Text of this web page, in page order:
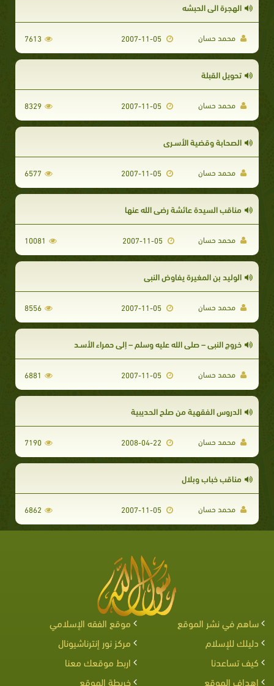
الهجرة الى الحبشه
محمد حسان 7613
تحويل القبلة
محمد حسان 8329
الصحابة وقضية الأسـرى
محمد حسان 6577
مناقب السيدة عائشة رضي الله عنها
محمد حسان 10081
الوليد بن المغيرة يفاوض النبى
محمد حسان 8556
خروج النبى – صلى الله عليه وسلم – إلى حمراء الأسـد
محمد حسان 6881
الدروس الفقهية من صلح الحديبية
محمد حسان 7190
مناقب خباب وبلال
محمد حسان 6862
ساهم في نشر الموقع
موقع الفقه الإسلامي
دليلك للإسلام
مركز نور إنترناشيونال
كيف تساعدنا
اربط موقعك معنا
اهداف الموقع
خريطة الموقع